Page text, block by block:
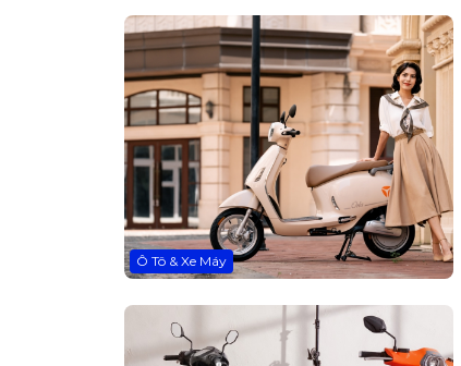
Ô Tô & Xe Máy